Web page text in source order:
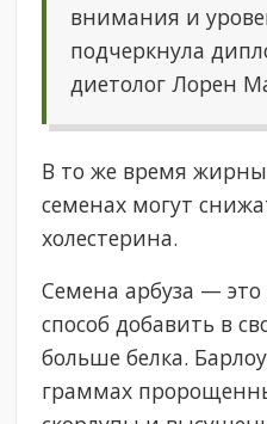
внимания и
подчеркнула
диетолог Лорен
В то же время
семенах могут
холестерина.
Семена арбуза —
способ добавить в
больше белка.
граммах